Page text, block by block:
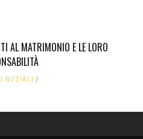
AL MATRIMONIO E LE LORO
NUZIALI